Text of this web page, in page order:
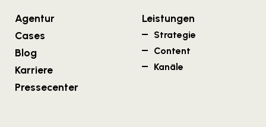
Agentur
Cases
Blog
Karriere
Pressecenter
Leistungen
Strategie
Content
Kanäle